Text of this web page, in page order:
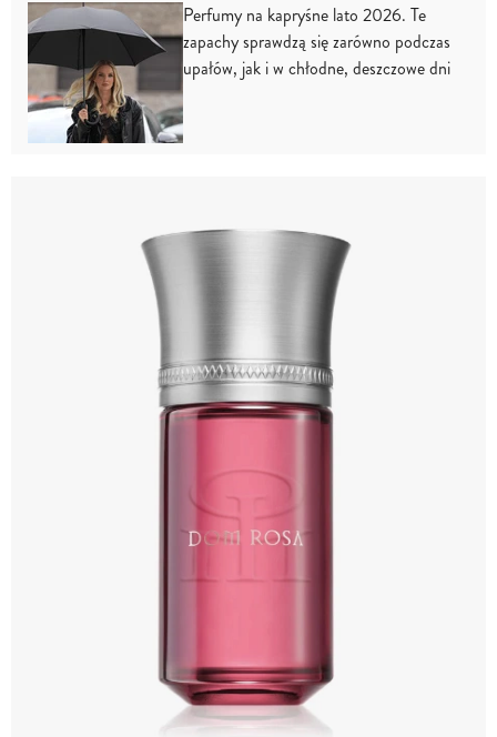
Perfumy na kapryśne lato 2026. Te
zapachy sprawdzą się zarówno podczas
upałów, jak i w chłodne, deszczowe dni